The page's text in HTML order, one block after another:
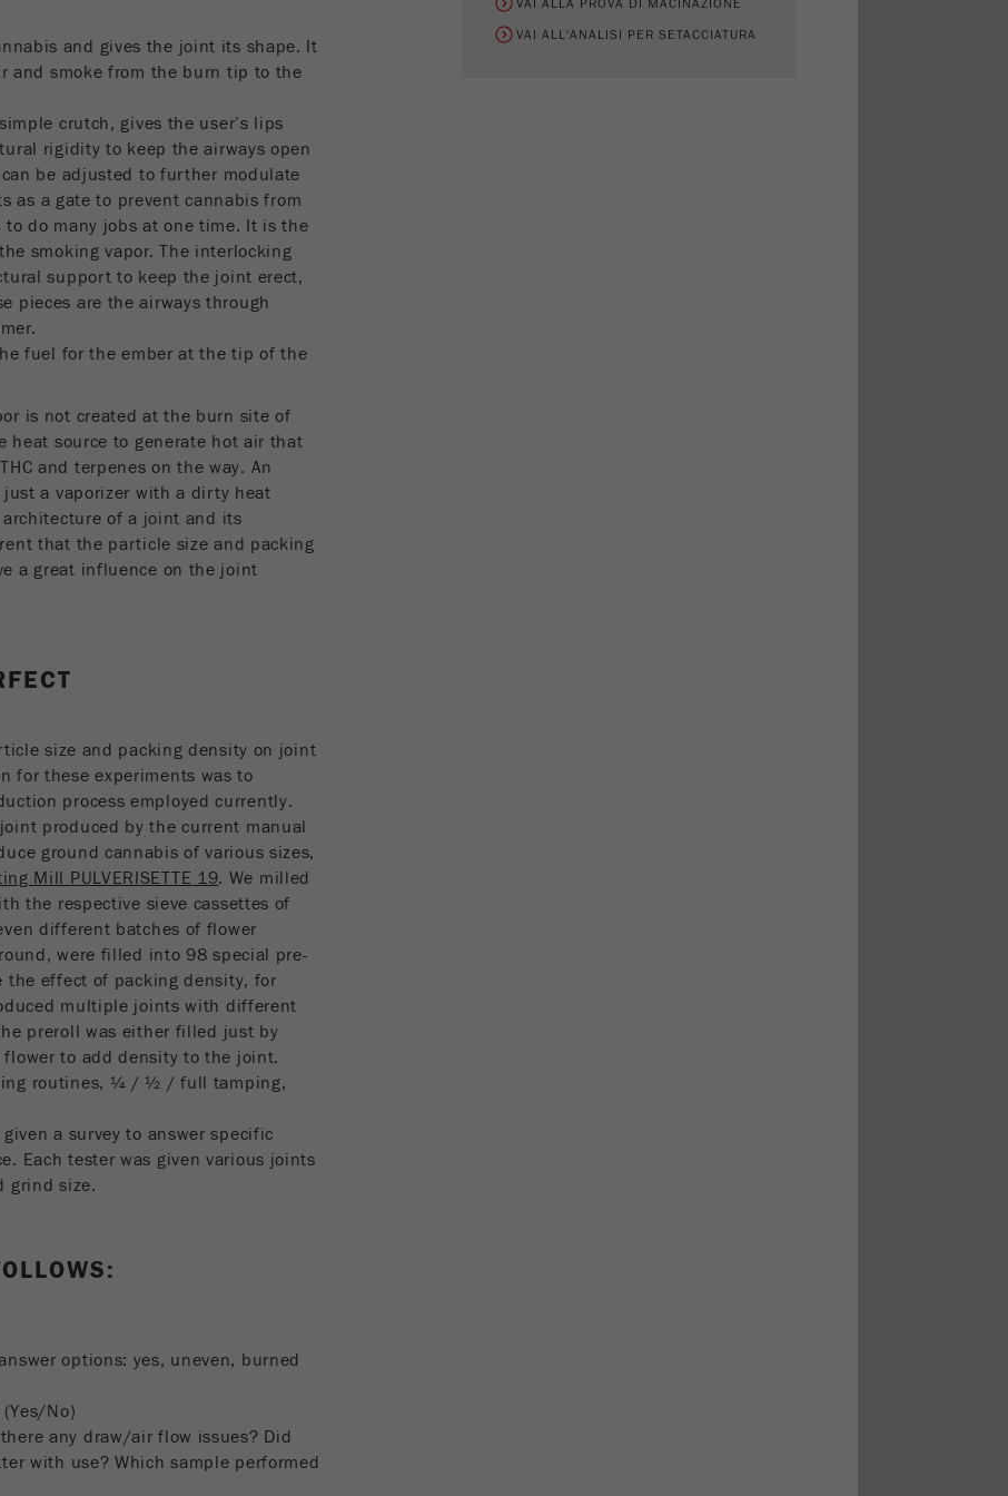
Scopo
sito web.
cookie
1 anno
_ym_isad
Scopo
Determina se un utente ha dei blocchi degli
annunci.
Ciclo di vita dei
Name _ym_uid
Fornitore Yandex
Scopo Utilizzato per identificare gli utenti del sito.
and gives the joint its shape. It
and smoke from the burn tip to the
crutch, gives the user’s lips
rigidity to keep the airways open
be adjusted to further modulate
as a gate to prevent cannabis from
do many jobs at one time. It is the
smoking vapor. The interlocking
support to keep the joint erect,
pieces are the airways through
fuel for the ember at the tip of the
is not created at the burn site of
source to generate hot air that
and terpenes on the way. An
a vaporizer with a dirty heat
of a joint and its
that the particle size and packing
a great influence on the joint
size and packing density on joint
for these experiments was to
process employed currently.
produced by the current manual
ground cannabis of various sizes,
Mill PULVERISETTE 19. We milled
the respective sieve cassettes of
different batches of flower
were filled into 98 special pre-
the effect of packing density, for
multiple joints with different
preroll was either filled just by
to add density to the joint.
routines, ¼ / ½ / full tamping,
a survey to answer specific
Each tester was given various joints
grind size.
options: yes, uneven, burned
No)
any draw/air flow issues? Did
with use? Which sample performed
VAI ALLA PROVA DI MACINAZIONE
VAI ALL'ANALISI PER SETACCIATURA